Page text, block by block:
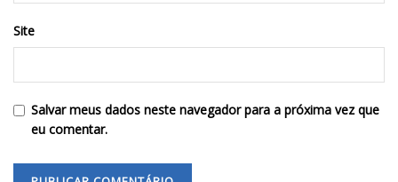
Site
Salvar meus dados neste navegador para a próxima vez que
eu comentar.